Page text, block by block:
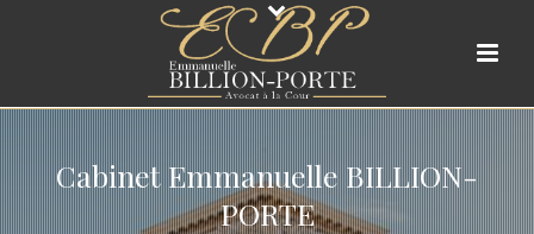
Cabinet Emmanuelle BILLION-
PORTE